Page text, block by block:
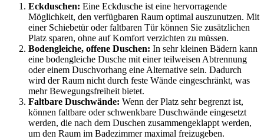
Eckduschen: Eine Eckdusche ist eine hervorragende
Möglichkeit, den verfügbaren Raum optimal auszunutzen. Mit
einer Schiebetür oder faltbaren Tür können Sie zusätzlichen
Platz sparen, ohne auf Komfort verzichten zu müssen.
Bodengleiche, offene Duschen: In sehr kleinen Bädern kann
eine bodengleiche Dusche mit einer teilweisen Abtrennung
oder einem Duschvorhang eine Alternative sein. Dadurch
wird der Raum nicht durch feste Wände eingeschränkt, was
mehr Bewegungsfreiheit bietet.
Faltbare Duschwände: Wenn der Platz sehr begrenzt ist,
können faltbare oder schwenkbare Duschwände eingesetzt
werden, die nach dem Duschen zusammengeklappt werden,
um den Raum im Badezimmer maximal freizugeben.